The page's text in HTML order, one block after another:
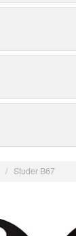
/ Studer B67